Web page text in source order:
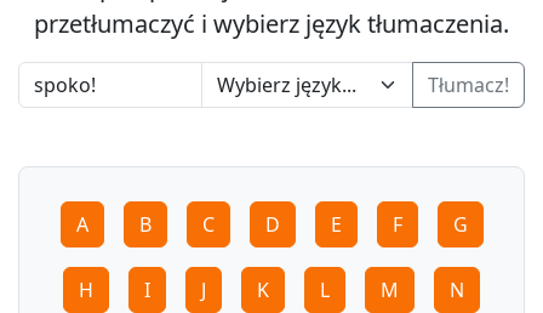
przetłumaczyć i wybierz język tłumaczenia.
Tłumacz!
A B C D E F G
H I J K L M N